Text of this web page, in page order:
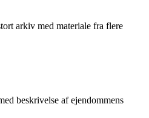
arkiv med materiale fra flere
beskrivelse af ejendommens